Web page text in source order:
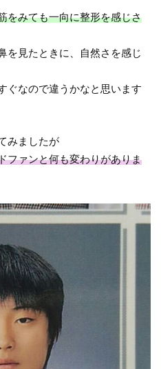
をみても一向に整形を感じさ
を見たときに、自然さを感じ
ぐなので違うかなと思います
みましたが
ファンと何も変わりがありま